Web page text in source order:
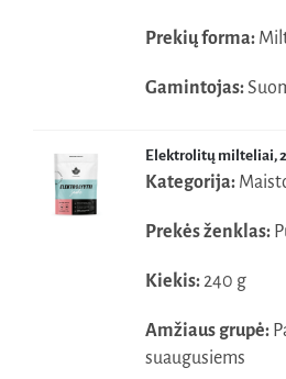
Prekių forma:
Gamintojas:
Elektrolitų milteliai,
Kategorija:
Prekės ženklas:
Kiekis:240 g
Amžiaus grupė:
suaugusiems